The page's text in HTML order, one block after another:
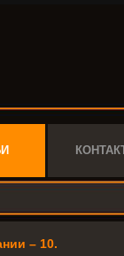
– 10.